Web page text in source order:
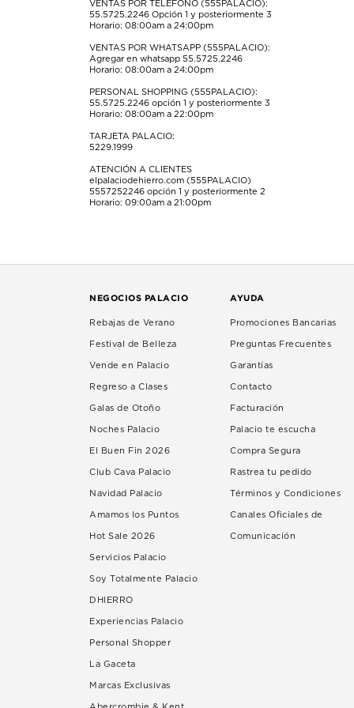
formularioformulario
de
formulario
de
formulario
de
formulario
de
envío.
VENTAS POR TELÉFONO (555PALACIO):
55.5725.2246 Opción 1 y posteriormente 3
Horario: 08:00am a 24:00pm
VENTAS POR WHATSAPP (555PALACIO):
Agregar en whatsapp 55.5725.2246
Horario: 08:00am a 24:00pm
PERSONAL SHOPPING (555PALACIO):
55.5725.2246 opción 1 y posteriormente 3
Horario: 08:00am a 22:00pm
TARJETA PALACIO:
5229.1999
ATENCIÓN A CLIENTES
elpalaciodehierro.com (555PALACIO)
5557252246 opción 1 y posteriormente 2
Horario: 09:00am a 21:00pm
NEGOCIOS PALACIO
Rebajas de Verano
Festival de Belleza
Vende en Palacio
Regreso a Clases
Galas de Otoño
Noches Palacio
El Buen Fin 2026
Club Cava Palacio
Navidad Palacio
Amamos los Puntos
Hot Sale 2026
Servicios Palacio
Soy Totalmente Palacio
DHIERRO
Experiencias Palacio
Personal Shopper
La Gaceta
Marcas Exclusivas
AYUDA
Promociones Bancarias
Preguntas Frecuentes
Garantías
Contacto
Facturación
Palacio te escucha
Compra Segura
Rastrea tu pedido
Términos y Condiciones
Canales Oficiales de
Comunicación